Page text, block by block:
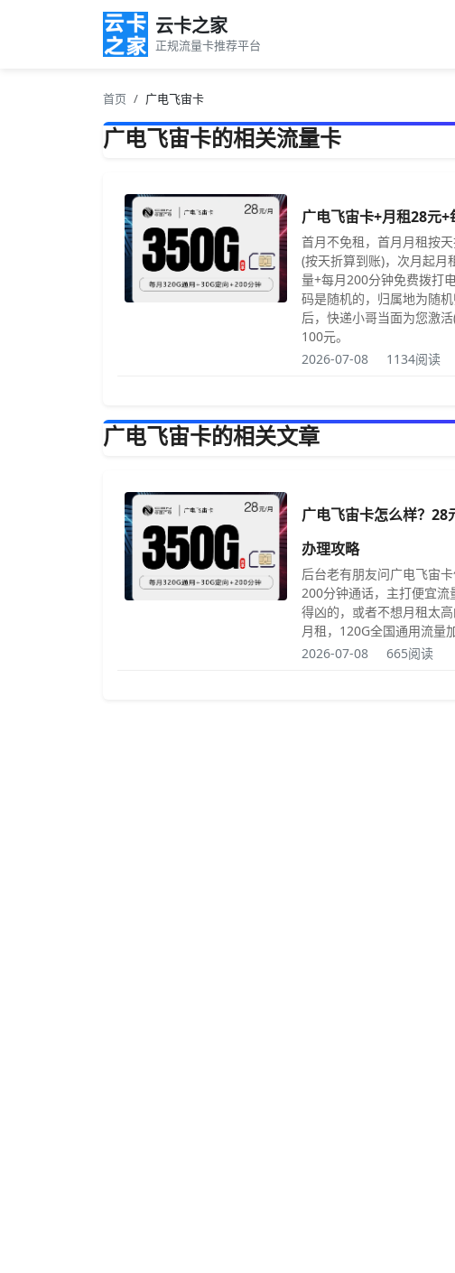
云卡之家
正规流量卡推荐平台
首页 广电飞宙卡
广电飞宙卡的相关流量卡
广电飞宙卡+月租28元
首月不免租，首月月租按
(按天折算到账)，次月起月
量+每月200分钟免费拨打
码是随机的，归属地为随
后，快递小哥当面为您激
100元。
2026-07-08
1134阅读
广电飞宙卡的相关文章
广电飞宙卡怎么样？28
办理攻略
后台老有朋友问广电飞宙
200分钟通话，主打便宜
得凶的，或者不想月租太
月租，120G全国通用流量
2026-07-08
665阅读